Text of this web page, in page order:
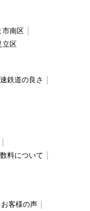
市南区
立区
鉄道の良さ
料について
お客様の声